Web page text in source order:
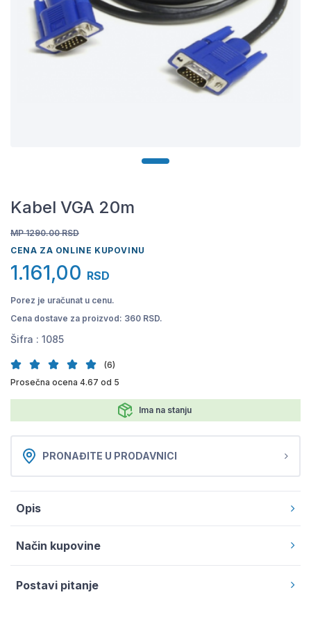
Kabel VGA 20m
MP 1290.00 RSD
CENA ZA ONLINE KUPOVINU
1.161,00 RSD
Porez je uračunat u cenu.
Cena dostave za proizvod: 360 RSD.
Šifra : 1085
(6)
Prosečna ocena 4.67 od 5
Ima na stanju
PRONAĐITE U PRODAVNICI
Opis
Način kupovine
Postavi pitanje